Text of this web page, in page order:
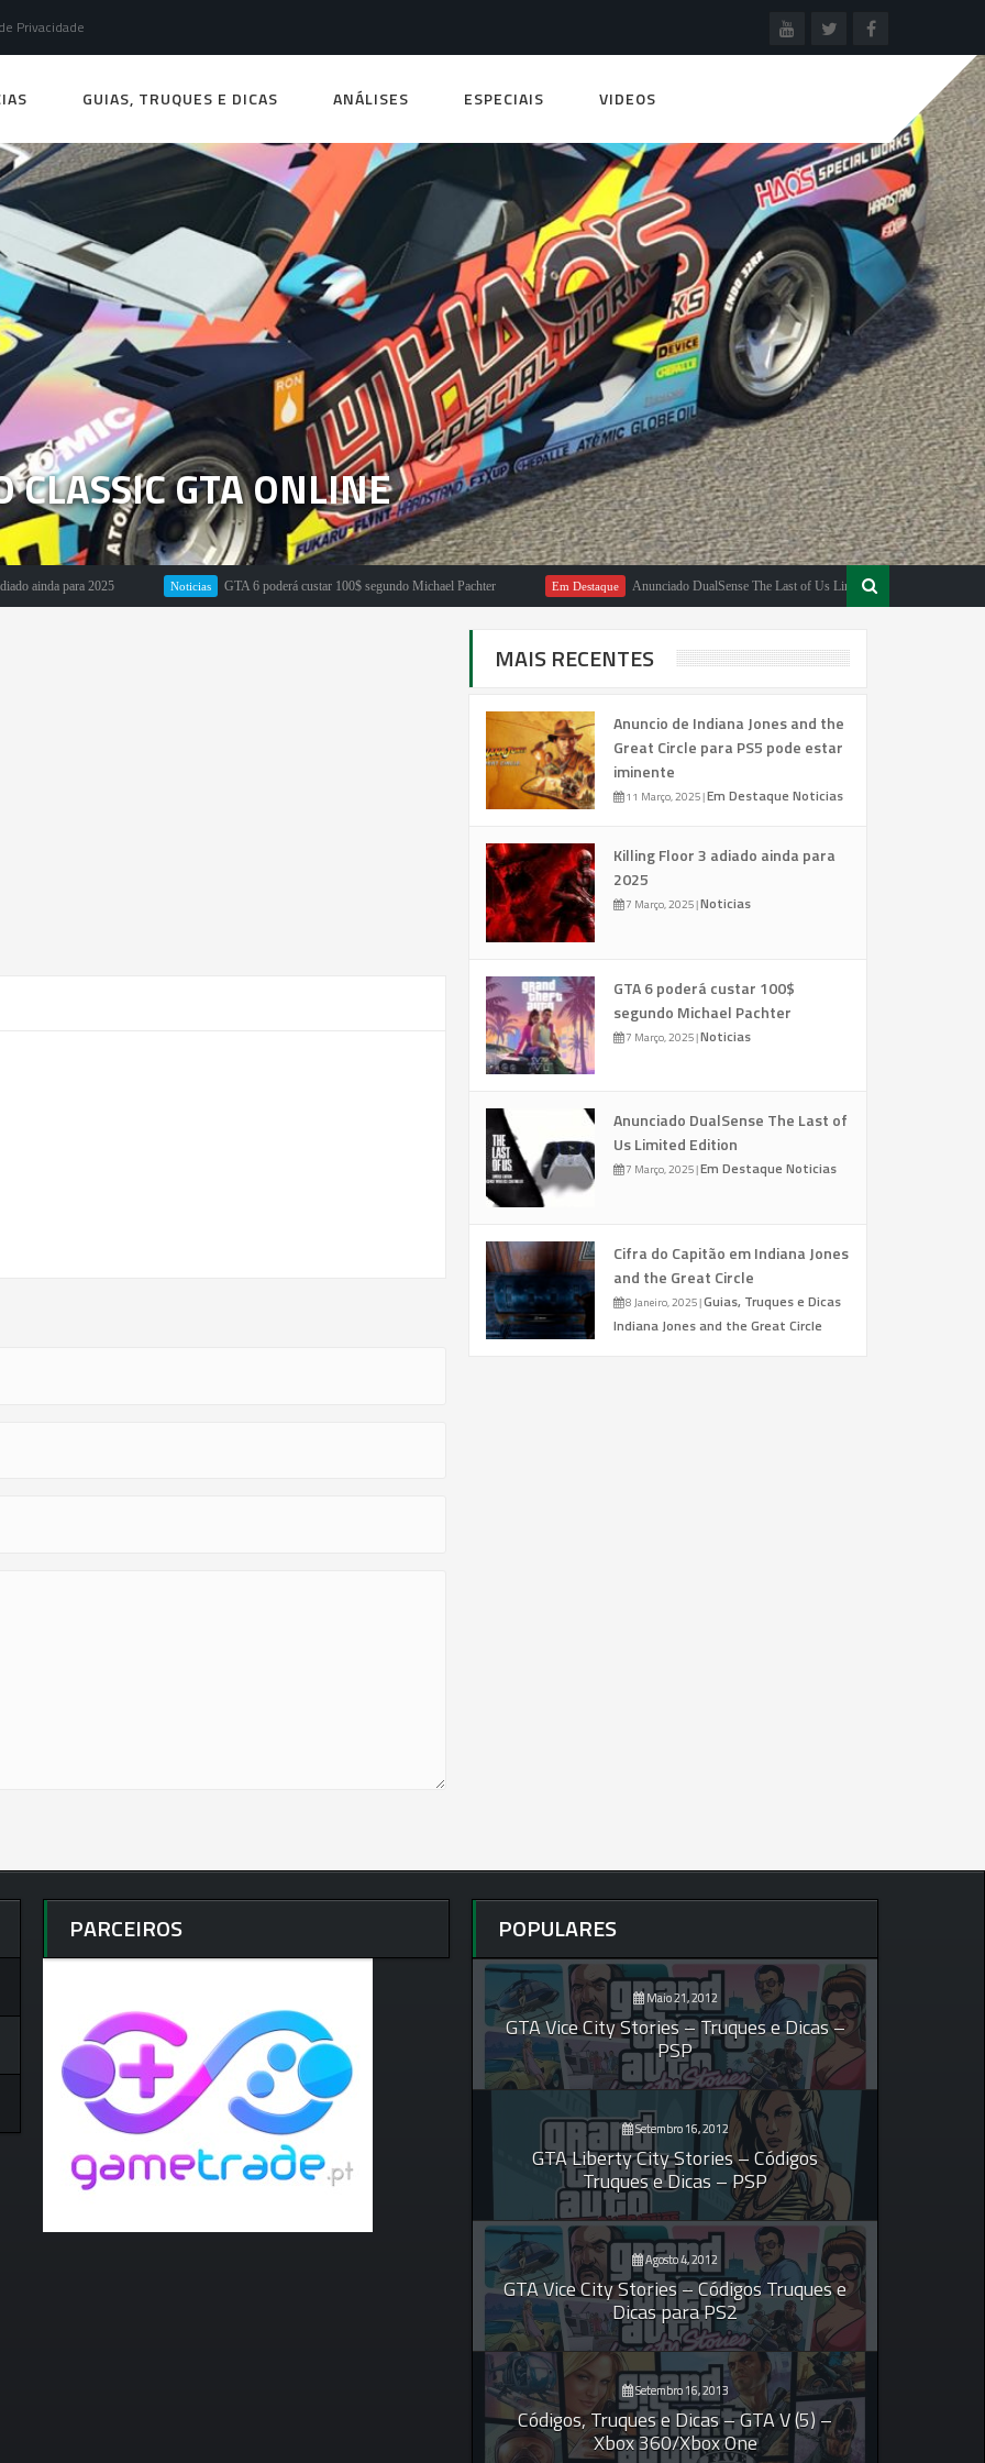
Privacidade
GUIAS, TRUQUES E DICAS ANÁLISES ESPECIAIS VIDEOS
GTA ONLINE
para 2025 Noticias GTA 6 poderá custar 100$ segundo Michael Pachter Em Destaque Anunciado DualSense The Last of Us Limited Edition
MAIS RECENTES
Anuncio de Indiana Jones and the
Great Circle para PS5 pode estar
iminente
11 Março, 2025|Em Destaque Noticias
Killing Floor 3 adiado ainda para
2025
7 Março, 2025|Noticias
GTA 6 poderá custar 100$
segundo Michael Pachter
7 Março, 2025|Noticias
Anunciado DualSense The Last of
Us Limited Edition
7 Março, 2025|Em Destaque Noticias
Cifra do Capitão em Indiana Jones
and the Great Circle
8 Janeiro, 2025|Guias, Truques e Dicas
Indiana Jones and the Great Circle
PARCEIROS POPULARES
Maio 21, 2012
GTA Vice City Stories – Truques e Dicas –
PSP
Setembro 16, 2012
GTA Liberty City Stories – Códigos
Truques e Dicas – PSP
Agosto 4, 2012
GTA Vice City Stories – Códigos Truques e
Dicas para PS2
Setembro 16, 2013
Códigos, Truques e Dicas – GTA V (5) –
Xbox 360/Xbox One